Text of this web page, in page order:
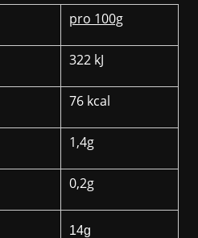
pro 100g
322 kJ
76 kcal
1,4g
0,2g
14g